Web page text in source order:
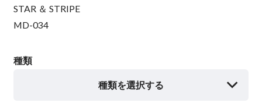
STAR ＆ STRIPE
MD-034
種類
種類を選択する